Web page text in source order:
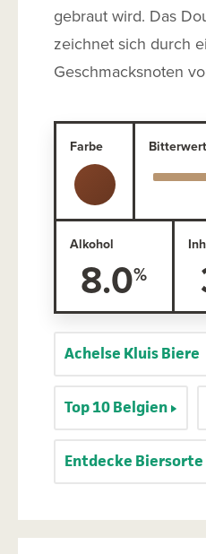
gebraut wird. Das
zeichnet sich durch
Geschmacksnoten
Farbe Bitterwert
Alkohol
8.0
Achelse Kluis Biere
Top 10 Belgien
Entdecke